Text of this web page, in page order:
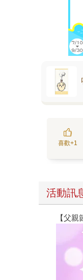
喜歡+1
活動訊
【父